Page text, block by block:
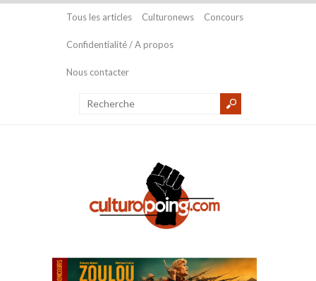
Tous les articles Culturonews Concours
Confidentialité / A propos
Nous contacter